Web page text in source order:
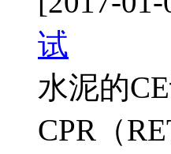
试
水泥的
CPR（